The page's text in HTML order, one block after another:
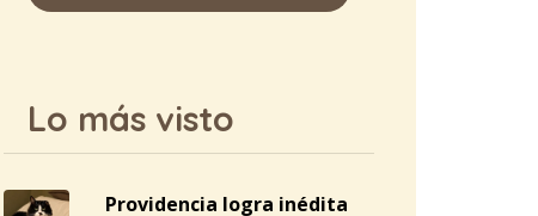
Lo más visto
Providencia logra inédita